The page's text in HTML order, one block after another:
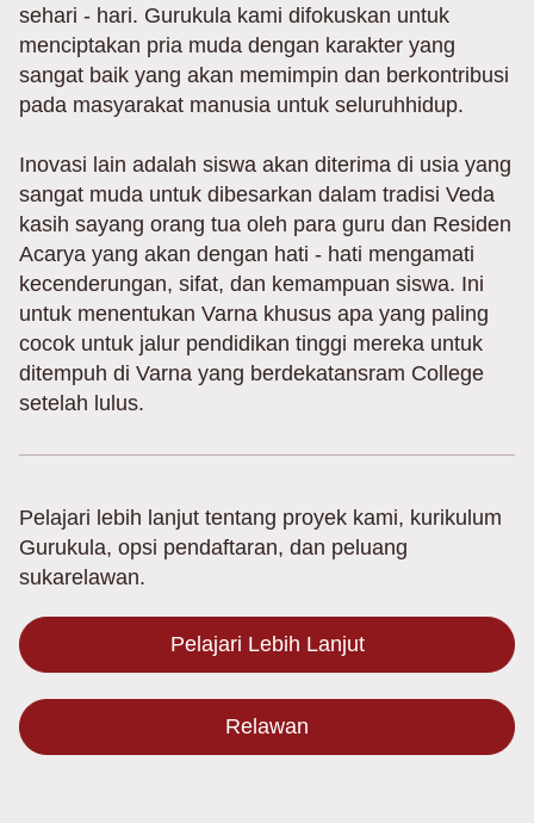
sehari - hari. Gurukula kami difokuskan untuk
menciptakan pria muda dengan karakter yang
sangat baik yang akan memimpin dan berkontribusi
pada masyarakat manusia untuk seluruhhidup.
Inovasi lain adalah siswa akan diterima di usia yang
sangat muda untuk dibesarkan dalam tradisi Veda
kasih sayang orang tua oleh para guru dan Residen
Acarya yang akan dengan hati - hati mengamati
kecenderungan, sifat, dan kemampuan siswa. Ini
untuk menentukan Varna khusus apa yang paling
cocok untuk jalur pendidikan tinggi mereka untuk
ditempuh di Varna yang berdekatansram College
setelah lulus.
Pelajari lebih lanjut tentang proyek kami, kurikulum
Gurukula, opsi pendaftaran, dan peluang
sukarelawan.
Pelajari Lebih Lanjut
Relawan